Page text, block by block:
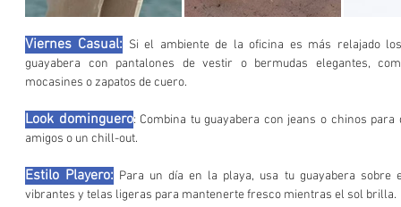
Viernes Casual: Si el ambiente de la oficina es más relajado
guayabera con pantalones de vestir o bermudas elegantes,
mocasines o zapatos de cuero.
Look dominguero: Combina tu guayabera con jeans o chinos
amigos o un chill-out.
Estilo Playero: Para un día en la playa, usa tu guayabera sobre
vibrantes y telas ligeras para mantenerte fresco mientras el sol brilla.